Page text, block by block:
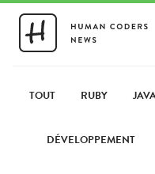
TOUT RUBY
DÉVELOPPEMENT